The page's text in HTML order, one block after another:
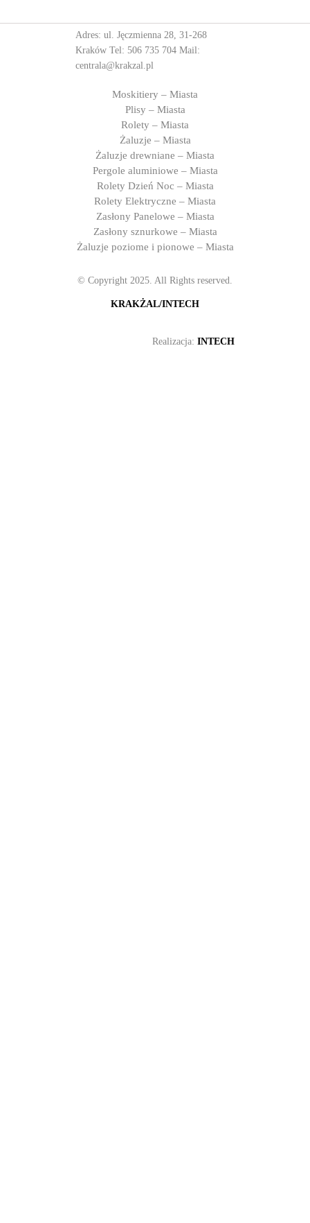
Adres: ul. Jęczmienna 28, 31-268
Kraków Tel: 506 735 704 Mail:
centrala@krakzal.pl
Moskitiery – Miasta
Plisy – Miasta
Rolety – Miasta
Żaluzje – Miasta
Żaluzje drewniane – Miasta
Pergole aluminiowe – Miasta
Rolety Dzień Noc – Miasta
Rolety Elektryczne – Miasta
Zasłony Panelowe – Miasta
Zasłony sznurkowe – Miasta
Żaluzje poziome i pionowe – Miasta
© Copyright 2025. All Rights reserved.
KRAKŻAL/INTECH
Realizacja: INTECH